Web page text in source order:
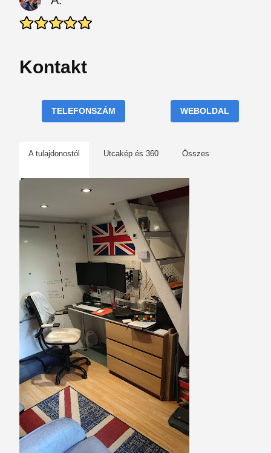
Kontakt
TELEFONSZÁM WEBOLDAL
A tulajdonostól Utcakép és 360 Összes